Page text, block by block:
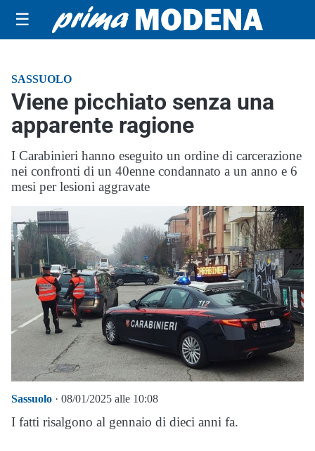
☰
SASSUOLO
Viene picchiato senza una
apparente ragione
I Carabinieri hanno eseguito un ordine di carcerazione
nei confronti di un 40enne condannato a un anno e 6
mesi per lesioni aggravate
Sassuolo · 08/01/2025 alle 10:08
I fatti risalgono al gennaio di dieci anni fa.